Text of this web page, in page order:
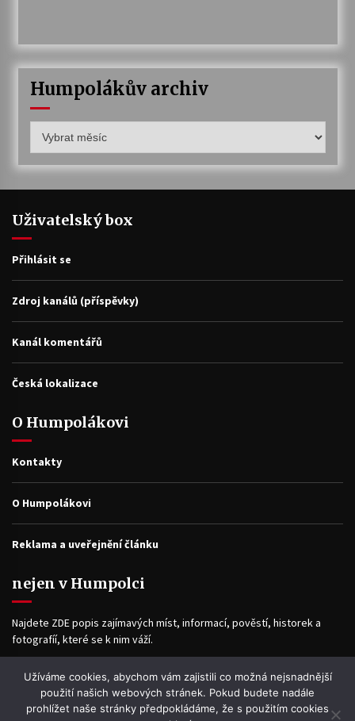
Humpolákův archiv
archiv
Uživatelský box
Přihlásit se
Zdroj kanálů (příspěvky)
Kanál komentářů
Česká lokalizace
O Humpolákovi
Kontakty
O Humpolákovi
Reklama a uveřejnění článku
nejen v Humpolci
Najdete ZDE popis zajímavých míst, informací, pověstí, historek a
fotografíí, které se k nim váží.
Facebook
Užíváme cookies, abychom vám zajistili co možná nejsnadnější
použití našich webových stránek. Pokud budete nadále
prohlížet naše stránky předpokládáme, že s použitím cookies